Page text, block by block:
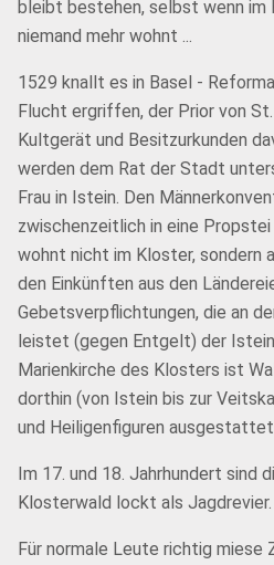
bleibt bestehen, selbst wenn im
niemand mehr wohnt ...
1529 knallt es in Basel -
Flucht ergriffen, der Prior von
Kultgerät und Besitzurkunden
werden dem Rat der Stadt
Frau in Istein. Den
zwischenzeitlich in eine
wohnt nicht im Kloster, sondern
den Einkünften aus den
Gebetsverpflichtungen, die an
leistet (gegen Entgelt) der
Marienkirche des Klosters ist
dorthin (von Istein bis zur
und Heiligenfiguren
Im 17. und 18. Jahrhundert sind
Klosterwald lockt als Jagdrevier.
Für normale Leute richtig miese